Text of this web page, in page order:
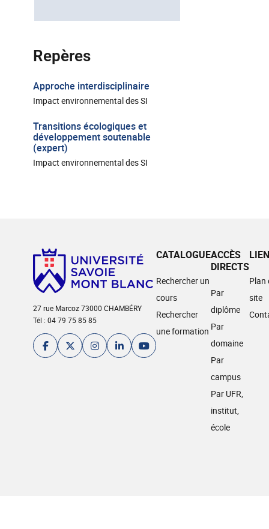
Repères
Approche interdisciplinaire
Impact environnemental des SI
Transitions écologiques et
développement soutenable
(expert)
Impact environnemental des SI
27 rue Marcoz 73000 CHAMBÉRY
Tél : 04 79 75 85 85
CATALOGUE
Rechercher un
cours
Rechercher
une formation
ACCÈS
DIRECTS
Par
diplôme
Par
domaine
Par
campus
Par UFR,
institut,
école
Plan
site